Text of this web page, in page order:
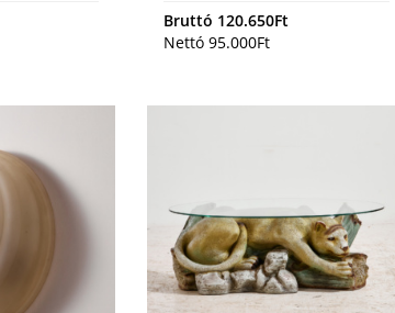
Bruttó 120.650Ft
Nettó95.000Ft